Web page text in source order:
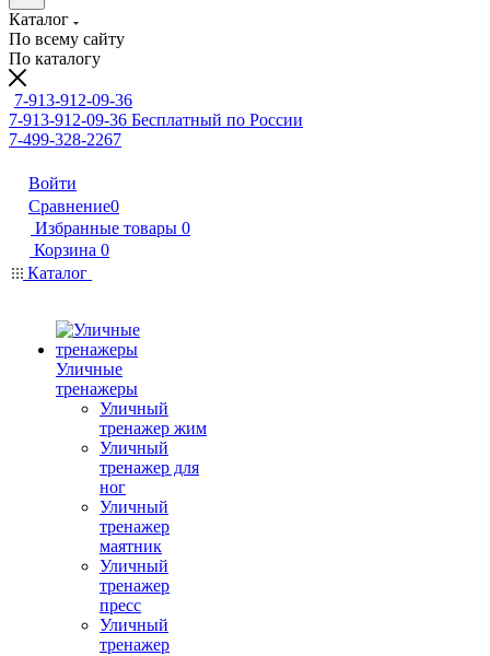
Каталог
По всему сайту
По каталогу
7-913-912-09-36
7-913-912-09-36 Бесплатный по России
7-499-328-2267
Войти
Сравнение0
Избранные товары 0
Корзина 0
Каталог
Уличные
тренажеры
Уличный
тренажер жим
Уличный
тренажер для
ног
Уличный
тренажер
маятник
Уличный
тренажер
пресс
Уличный
тренажер